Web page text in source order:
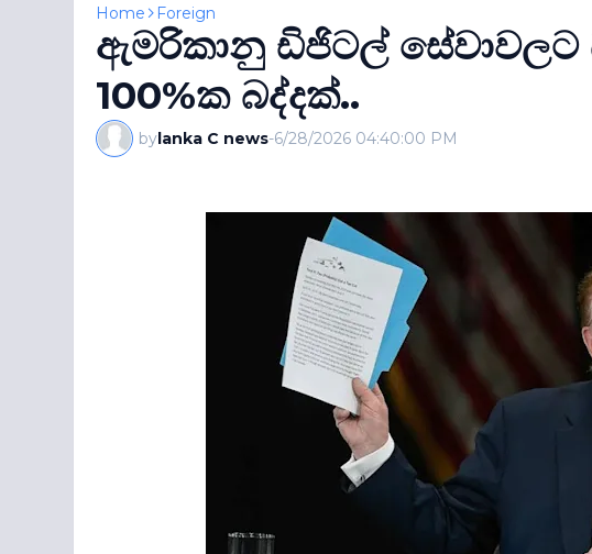
Home Foreign
ඇමරිකානු ඩිජිටල්
100%ක බද්දක්..
bylanka C news-6/28/2026 04:40:00 PM